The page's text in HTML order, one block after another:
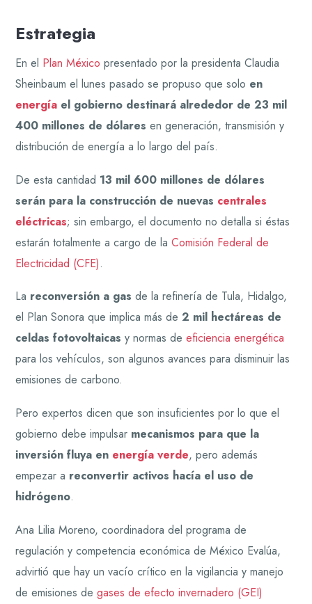
Estrategia
En el Plan México presentado por la presidenta Claudia
Sheinbaum el lunes pasado se propuso que solo en
energía el gobierno destinará alrededor de 23 mil
400 millones de dólares en generación, transmisión y
distribución de energía a lo largo del país.
De esta cantidad 13 mil 600 millones de dólares
serán para la construcción de nuevas centrales
eléctricas; sin embargo, el documento no detalla si éstas
estarán totalmente a cargo de laComisión Federal de
Electricidad (CFE).
La reconversión a gas de la refinería de Tula, Hidalgo,
el Plan Sonora que implica más de2 mil hectáreas de
celdas fotovoltaicas y normas deeficiencia energética
para los vehículos, son algunos avances para disminuir las
emisiones de carbono.
Pero expertos dicen que son insuficientes por lo que el
gobierno debe impulsar mecanismos para que la
inversión fluya en energía verde, pero además
empezar a reconvertir activos hacía el uso de
hidrógeno.
Ana Lilia Moreno, coordinadora del programa de
regulación y competencia económica de México Evalúa,
advirtió que hay un vacío crítico en la vigilancia y manejo
de emisiones degases de efecto invernadero (GEI)